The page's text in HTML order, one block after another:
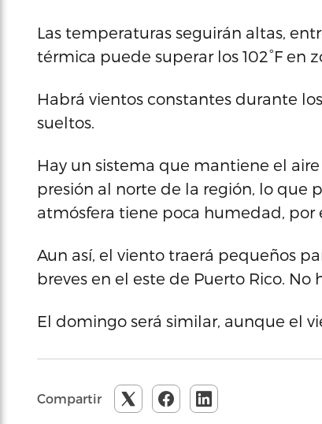
Las temperaturas seguirán altas,
térmica puede superar los 102°F en
Habrá vientos constantes durante
sueltos.
Hay un sistema que mantiene el
presión al norte de la región, lo que
atmósfera tiene poca humedad, por
Aun así, el viento traerá pequeños
breves en el este de Puerto Rico. No
El domingo será similar, aunque el
Compartir